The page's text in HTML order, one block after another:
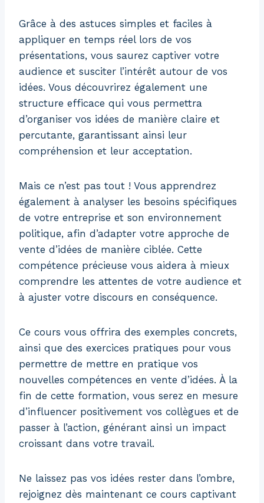
Grâce à des astuces simples et faciles à
appliquer en temps réel lors de vos
présentations, vous saurez captiver votre
audience et susciter l’intérêt autour de vos
idées. Vous découvrirez également une
structure efficace qui vous permettra
d’organiser vos idées de manière claire et
percutante, garantissant ainsi leur
compréhension et leur acceptation.
Mais ce n’est pas tout ! Vous apprendrez
également à analyser les besoins spécifiques
de votre entreprise et son environnement
politique, afin d’adapter votre approche de
vente d’idées de manière ciblée. Cette
compétence précieuse vous aidera à mieux
comprendre les attentes de votre audience et
à ajuster votre discours en conséquence.
Ce cours vous offrira des exemples concrets,
ainsi que des exercices pratiques pour vous
permettre de mettre en pratique vos
nouvelles compétences en vente d’idées. À la
fin de cette formation, vous serez en mesure
d’influencer positivement vos collègues et de
passer à l’action, générant ainsi un impact
croissant dans votre travail.
Ne laissez pas vos idées rester dans l’ombre,
rejoignez dès maintenant ce cours captivant